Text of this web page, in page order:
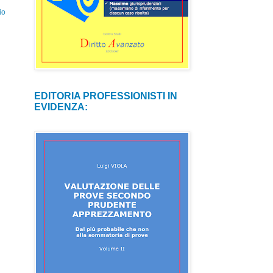
EDITORIA PROFESSIONISTI IN
EVIDENZA: